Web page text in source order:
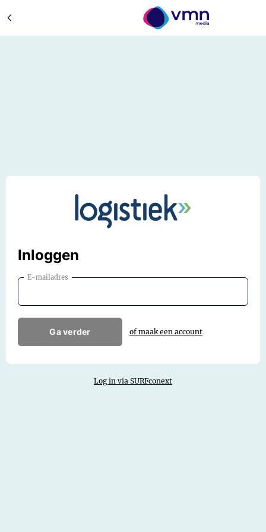
Inloggen
E-mailadres
Ga verder of maak een account
Log in via SURFconext